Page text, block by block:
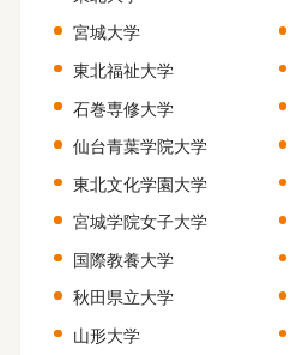
宮城大学
東北福祉大学
石巻専修大学
仙台青葉学院大学
東北文化学園大学
宮城学院女子大学
国際教養大学
秋田県立大学
山形大学